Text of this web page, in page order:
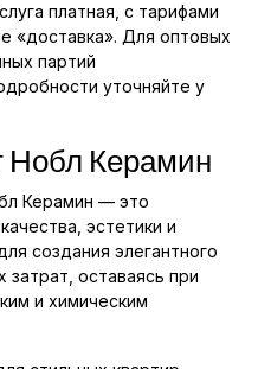
платная, с тарифами
«доставка». Для оптовых
партий
уточняйте у
Керамин
Керамин — это
эстетики и
создания элегантного
затрат, оставаясь при
и химическим